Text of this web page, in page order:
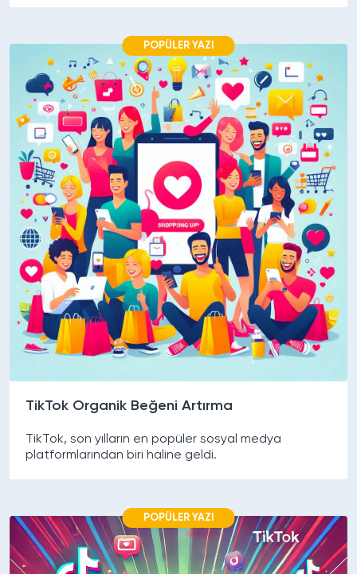
POPÜLER YAZI
TikTok Organik Beğeni Artırma
TikTok, son yılların en popüler sosyal medya
platformlarından biri haline geldi.
POPÜLER YAZI